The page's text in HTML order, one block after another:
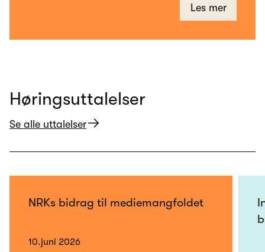
Les mer
Høringsuttalelser
Se alle uttalelser
NRKs bidrag til mediemangfoldet
10.juni 2026